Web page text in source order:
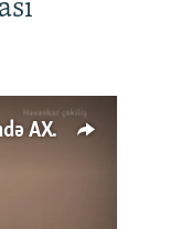
'Məni təpiklədilər ki...' - Daşkəsəndə AXCP fəalının yaxınları onun həbsinə etiraz edirlər